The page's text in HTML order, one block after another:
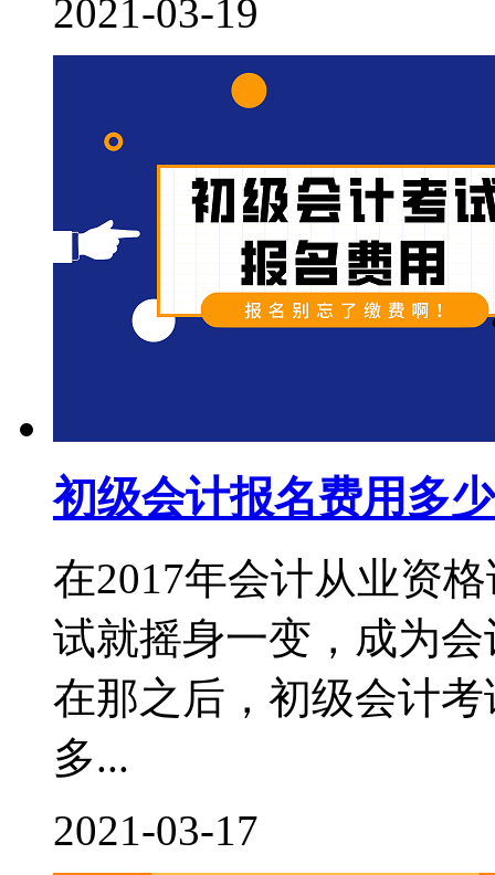
2021-03-19
初级会计报名费用多
在2017年会计从业资
试就摇身一变，成为
在那之后，初级会计
多...
2021-03-17